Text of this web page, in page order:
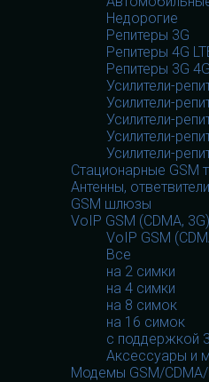
Недорогие
Репитеры 3G
Репитеры 4G
Репитеры 3G
Усилители-
Усилители-
Усилители-
Усилители-
Усилители-
Стационарные GSM
Антенны,
GSM шлюзы
VoIP GSM (CDMA,
VoIP GSM
Все
на 2 симки
на 4 симки
на 8 симок
на 16 симок
с поддержкой
Аксессуары и
Модемы GSM/CDMA/